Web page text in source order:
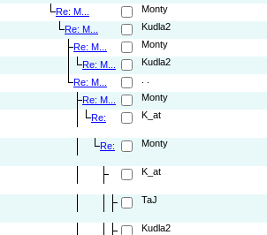
Re: M...
Monty
Re: M...
Kudla2
Re: M...
Monty
Re: M...
Kudla2
Re: M...
Re: M...
Monty
Re:
K_at
Re:
Monty
K_at
TaJ
Kudla2